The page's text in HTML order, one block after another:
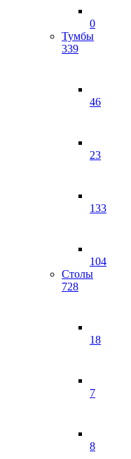
0
Тумбы
339
46
23
133
104
Столы
728
18
7
8